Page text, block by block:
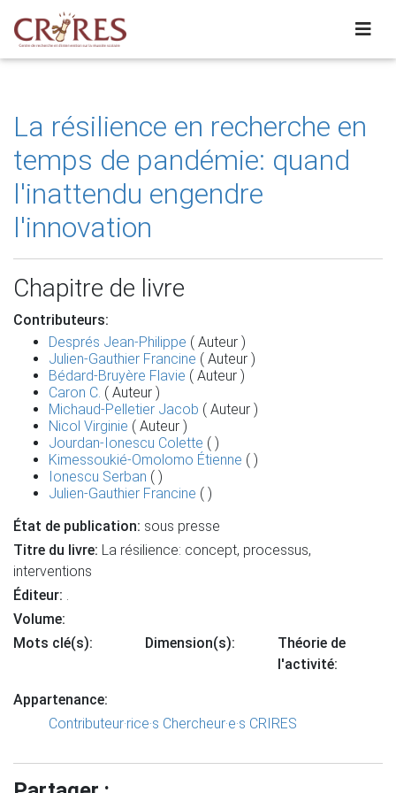
La résilience en recherche en
temps de pandémie: quand
l'inattendu engendre
l'innovation
Chapitre de livre
Contributeurs:
Després Jean-Philippe ( Auteur )
Julien-Gauthier Francine ( Auteur )
Bédard-Bruyère Flavie ( Auteur )
Caron C. ( Auteur )
Michaud-Pelletier Jacob ( Auteur )
Nicol Virginie ( Auteur )
Jourdan-Ionescu Colette ( )
Kimessoukié-Omolomo Étienne ( )
Ionescu Serban ( )
Julien-Gauthier Francine ( )
État de publication: sous presse
Titre du livre: La résilience: concept, processus,
interventions
Éditeur: .
Volume:
Mots clé(s):
Dimension(s):
Théorie de
l'activité:
Appartenance:
Contributeur·rice·s Chercheur·e·s CRIRES